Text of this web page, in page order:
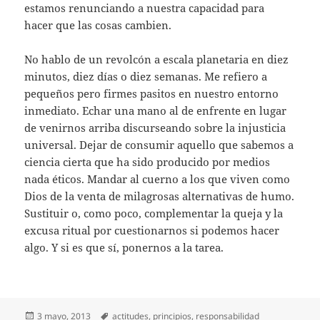
estamos renunciando a nuestra capacidad para
hacer que las cosas cambien.
No hablo de un revolcón a escala planetaria en diez
minutos, diez días o diez semanas. Me refiero a
pequeños pero firmes pasitos en nuestro entorno
inmediato. Echar una mano al de enfrente en lugar
de venirnos arriba discurseando sobre la injusticia
universal. Dejar de consumir aquello que sabemos a
ciencia cierta que ha sido producido por medios
nada éticos. Mandar al cuerno a los que viven como
Dios de la venta de milagrosas alternativas de humo.
Sustituir o, como poco, complementar la queja y la
excusa ritual por cuestionarnos si podemos hacer
algo. Y si es que sí, ponernos a la tarea.
Publicado
3 mayo, 2013 Etiquetas
actitudes, principios, responsabilidad